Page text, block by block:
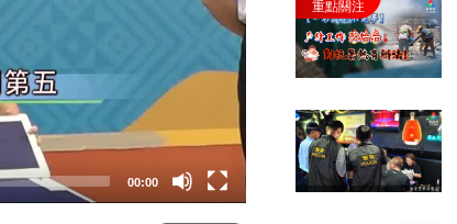
00:00